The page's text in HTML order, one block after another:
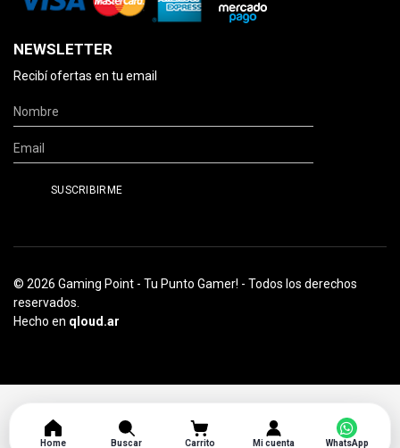
NEWSLETTER
Recibí ofertas en tu email
© 2026 Gaming Point - Tu Punto Gamer! - Todos los derechos
reservados.
Hecho en qloud.ar
Home Buscar Carrito Mi cuenta